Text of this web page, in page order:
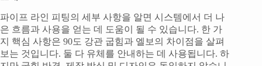
파이프 라인 피팅의 세부 사항을 알면 시스템에서 더 나
은 흐름과 사용을 얻는 데 도움이 될 수 있습니다. 한 가
지 핵심 사항은 90도 강관 굽힘과 엘보의 차이점을 살펴
보는 것입니다. 둘 다 유체를 안내하는 데 사용됩니다. 하